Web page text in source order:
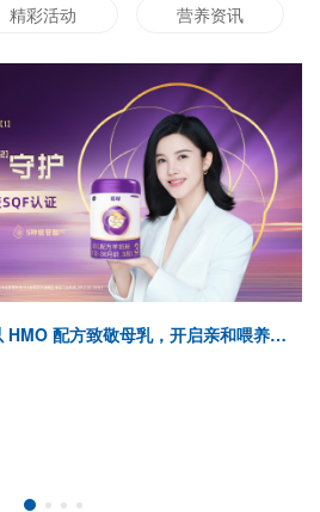
精彩活动 营养资讯
美力源・爱赋重磅上市，以 HMO 配方致敬母乳，开启亲和喂养新纪元